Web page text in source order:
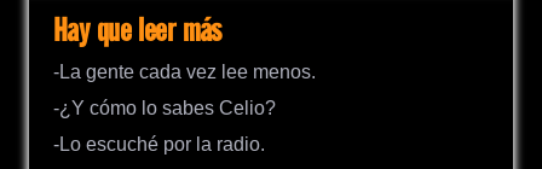
Hay que leer más
-La gente cada vez lee menos.
-¿Y cómo lo sabes Celio?
-Lo escuché por la radio.